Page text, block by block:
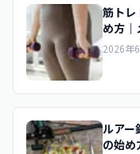
筋トレ
め方｜
2026年
ルアー
の始め